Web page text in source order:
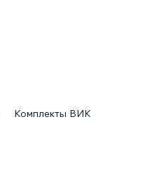
Комплекты ВИК